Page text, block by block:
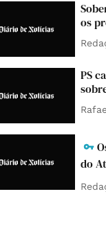
os
PS
do